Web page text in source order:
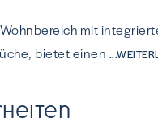
mit
bietet einen